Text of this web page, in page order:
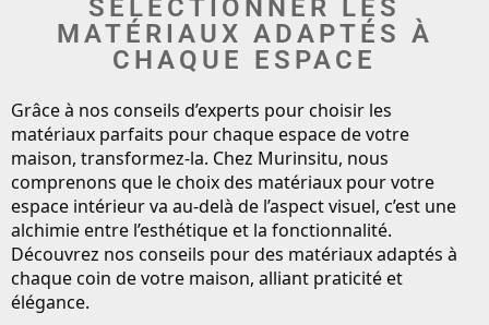
SÉLECTIONNER LES
MATÉRIAUX ADAPTÉS À
CHAQUE ESPACE
Grâce à nos conseils d’experts pour choisir les
matériaux parfaits pour chaque espace de votre
maison, transformez-la. Chez Murinsitu, nous
comprenons que le choix des matériaux pour votre
espace intérieur va au-delà de l’aspect visuel, c’est une
alchimie entre l’esthétique et la fonctionnalité.
Découvrez nos conseils pour des matériaux adaptés à
chaque coin de votre maison, alliant praticité et
élégance.